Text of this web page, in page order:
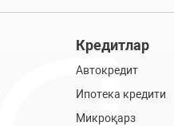
Кредитлар
Автокредит
Ипотека кредити
Микроқарз